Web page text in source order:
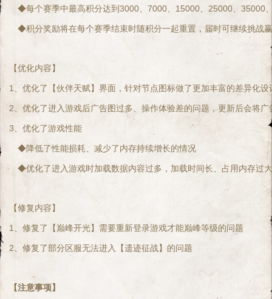
◆每个赛季中最高积分达到3000、7000、15000、25000、35000
◆积分奖励将在每个赛季结束时随积分一起重置，届时可继续挑战
【优化内容】
1、优化了【伙伴天赋】界面，针对节点图标做了更加丰富的差异化
2、优化了进入游戏后广告图过多、操作体验差的问题，更新后会将
3、优化了游戏性能
◆降低了性能损耗、减少了内存持续增长的情况
◆优化了进入游戏时加载数据内容过多，加载时间长、占用内存过
【修复内容】
1、修复了【巅峰开光】需要重新登录游戏才能巅峰等级的问题
2、修复了部分区服无法进入【遗迹征战】的问题
【注意事项】